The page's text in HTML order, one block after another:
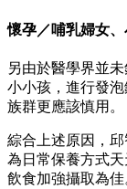
懷孕／哺乳婦女、
另由於醫學界並
小小孩，進行發
族群更應該慎用。
綜合上述原因，
為日常保養方式
飲食加強攝取為